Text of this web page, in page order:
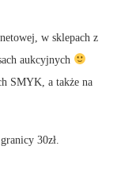
w sklepach z
aukcyjnych
SMYK, a także na
30zł.